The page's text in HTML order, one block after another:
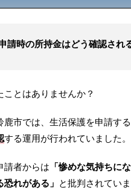
請時の所持金はどう確認され
ことはありませんか？
市では、生活保護を申請する
する運用が行われていました。
請者からは 「惨めな気持ちに
れがある」 と批判されていま